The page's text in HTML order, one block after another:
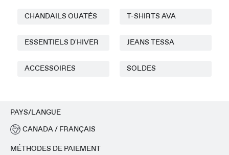
CHANDAILS OUATÉS T-SHIRTS AVA
ESSENTIELS D'HIVER JEANS TESSA
ACCESSOIRES SOLDES
PAYS/LANGUE
CANADA / FRANÇAIS
MÉTHODES DE PAIEMENT